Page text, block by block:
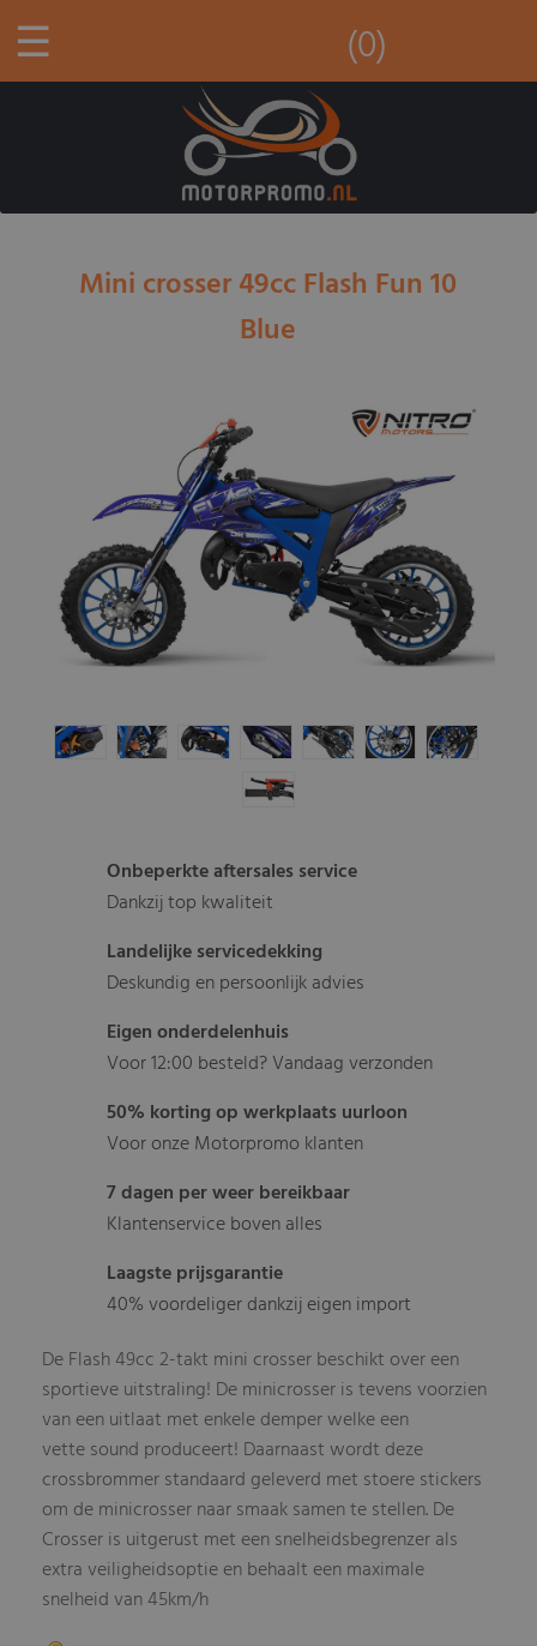
☰ (0)
Mini crosser 49cc Flash Fun 10
Blue
Onbeperkte aftersales service
Dankzij top kwaliteit
Landelijke servicedekking
Deskundig en persoonlijk advies
Eigen onderdelenhuis
Voor 12:00 besteld? Vandaag verzonden
50% korting op werkplaats uurloon
Voor onze Motorpromo klanten
7 dagen per weer bereikbaar
Klantenservice boven alles
Laagste prijsgarantie
40% voordeliger dankzij eigen import
De Flash 49cc 2-takt mini crosser beschikt over een
sportieve uitstraling! De minicrosser is tevens voorzien
van een uitlaat met enkele demper welke een
vette sound produceert! Daarnaast wordt deze
crossbrommer standaard geleverd met stoere stickers
om de minicrosser naar smaak samen te stellen. De
Crosser is uitgerust met een snelheidsbegrenzer als
extra veiligheidsoptie en behaalt een maximale
snelheid van 45km/h